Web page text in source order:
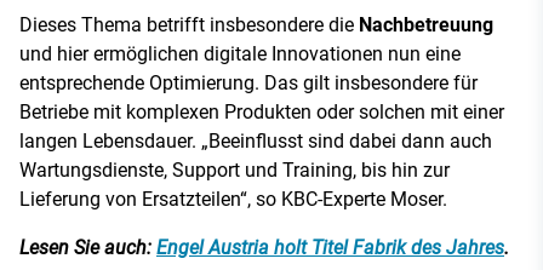
Dieses Thema betrifft insbesondere die Nachbetreuung
und hier ermöglichen digitale Innovationen nun eine
entsprechende Optimierung. Das gilt insbesondere für
Betriebe mit komplexen Produkten oder solchen mit einer
langen Lebensdauer. „Beeinflusst sind dabei dann auch
Wartungsdienste, Support und Training, bis hin zur
Lieferung von Ersatzteilen“, so KBC-Experte Moser.
Lesen Sie auch: Engel Austria holt Titel Fabrik des Jahres.